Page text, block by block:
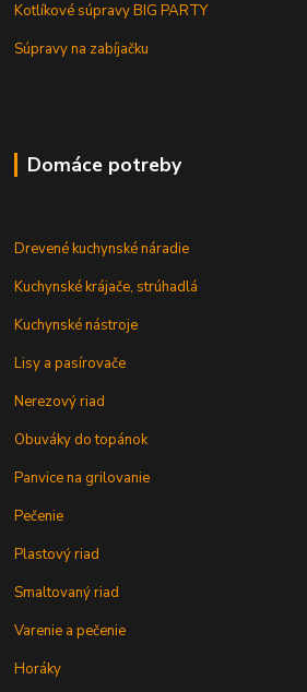
Kotlíkové súpravy BIG PARTY
Súpravy na zabíjačku
Domáce potreby
Drevené kuchynské náradie
Kuchynské krájače, strúhadlá
Kuchynské nástroje
Lisy a pasírovače
Nerezový riad
Obuváky do topánok
Panvice na grilovanie
Pečenie
Plastový riad
Smaltovaný riad
Varenie a pečenie
Horáky